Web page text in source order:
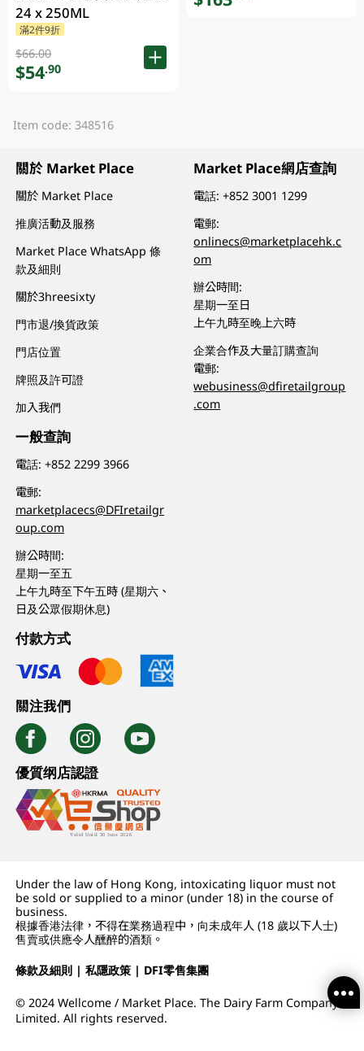
24 x 250ML
滿2件9折
$66.00
$54.90
Item code: 348516
關於 Market Place
關於 Market Place
推廣活動及服務
Market Place WhatsApp 條
款及細則
關於3hreesixty
門市退/換貨政策
門店位置
牌照及許可證
加入我們
一般查詢
電話:+852 2299 3966
電郵:
marketplacecs@DFIretailgr
oup.com
辦公時間:
星期一至五
上午九時至下午五時 (星期六、
日及公眾假期休息)
Market Place網店查詢
電話:+852 3001 1299
電郵:
onlinecs@marketplacehk.c
om
辦公時間:
星期一至日
上午九時至晚上六時
企業合作及大量訂購查詢
電郵:
webusiness@dfiretailgroup
.com
付款方式
關注我們
優質纲店認證
Under the law of Hong Kong, intoxicating liquor must not
be sold or supplied to a minor (under 18) in the course of
business.
根據香港法律，不得在業務過程中，向未成年人 (18 歲以下人士)
售賣或供應令人醺醉的酒類。
條款及細則 |私隱政策 | DFI零售集團
© 2024 Wellcome / Market Place. The Dairy Farm Company
Limited. All rights reserved.